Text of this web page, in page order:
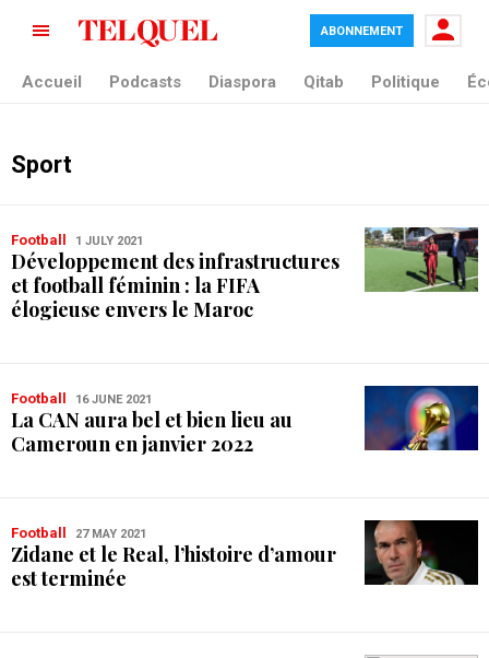
ABONNEMENT
Accueil Podcasts Diaspora Qitab Politique
Sport
Football 1 JULY 2021
Développement des infrastructures
et football féminin : la FIFA
élogieuse envers le Maroc
Football 16 JUNE 2021
La CAN aura bel et bien lieu au
Cameroun en janvier 2022
Football 27 MAY 2021
Zidane et le Real, l’histoire d’amour
est terminée